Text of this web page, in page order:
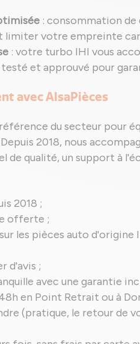
: consommation
limiter votre empreinte
: votre turbo IHI vous
testé et approuvé pour
avec AlsaPièces
du secteur pour
2018, nous
de qualité, un support à
2018 ;
offerte ;
les pièces auto
d'avis ;
avec une garantie
en Point Retrait ou à
(pratique, le retour de